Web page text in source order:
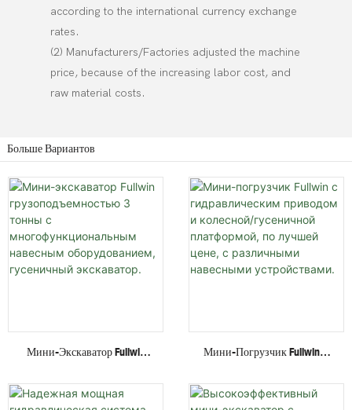
according to the international currency exchange
rates.
(2) Manufacturers/Factories adjusted the machine
price, because of the increasing labor cost, and
raw material costs.
Больше Вариантов
Мини-Экскаватор Fullwin
Тонны С
Многофункциональным
Мини-Погрузчик Fullwin С
И Колесной/гусеничной
Платформой, По Лучшей